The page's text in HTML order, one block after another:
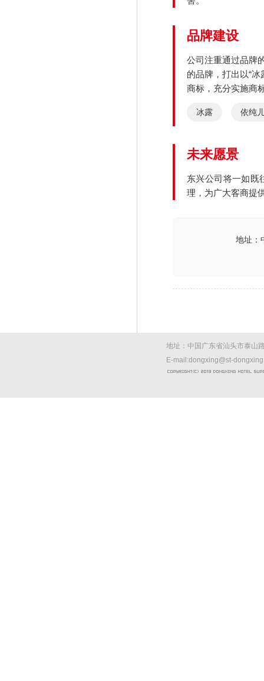
品牌建设
公司注重通过品牌
的品牌，打出以“冰
商标，充分实施商
冰露 依纯
未来愿景
东兴公司将一如既
理，为广大客商提
地址：
地址：中国广东省汕头市泰山
E-mail:dongxing@st-